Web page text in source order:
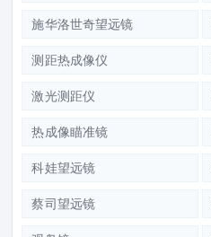
施华洛世奇望远镜
测距热成像仪
激光测距仪
热成像瞄准镜
科娃望远镜
蔡司望远镜